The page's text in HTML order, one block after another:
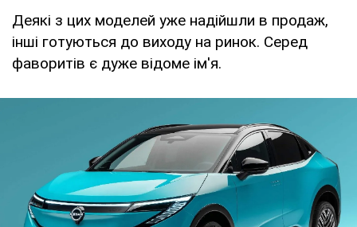
Деякі з цих моделей уже надійшли в продаж,
інші готуються до виходу на ринок. Серед
фаворитів є дуже відоме ім'я.